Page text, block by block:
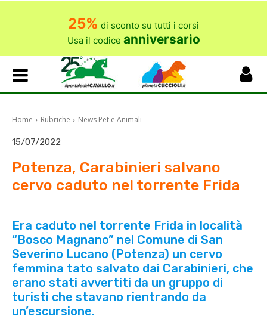
25% di sconto su tutti i corsi
Usa il codice anniversario
Home Rubriche News Pet e Animali
15/07/2022
Potenza, Carabinieri salvano
cervo caduto nel torrente Frida
Era caduto nel torrente Frida in località
“Bosco Magnano” nel Comune di San
Severino Lucano (Potenza) un cervo
femmina tato salvato dai Carabinieri, che
erano stati avvertiti da un gruppo di
turisti che stavano rientrando da
un’escursione.